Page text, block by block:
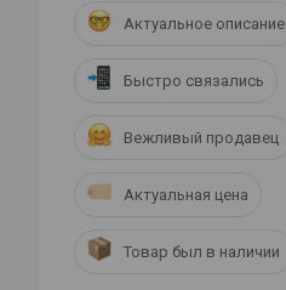
Актуальное описание
Быстро связались
Вежливый продавец
Актуальная цена
Товар был в наличии